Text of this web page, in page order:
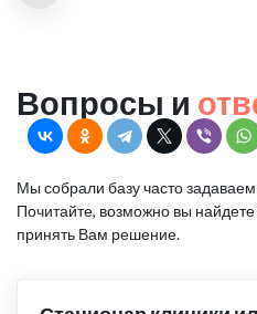
Вопросы и
Мы собрали базу часто
Почитайте, возможно вы
принять Вам решение.